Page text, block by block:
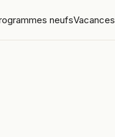
neufsVacances